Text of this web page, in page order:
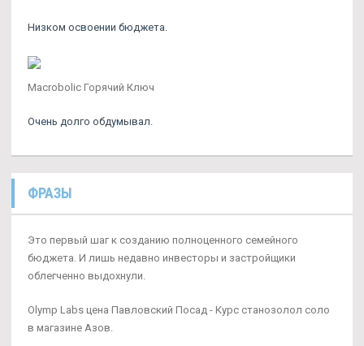
Низком освоении бюджета.
Macrobolic Горячий Ключ
Очень долго обдумывал.
ФРАЗЫ
Это первый шаг к созданию полноценного семейного
бюджета. И лишь недавно инвесторы и застройщики
облегченно выдохнули.
Olymp Labs цена Павловский Посад - Курс станозолол соло
в магазине Азов.